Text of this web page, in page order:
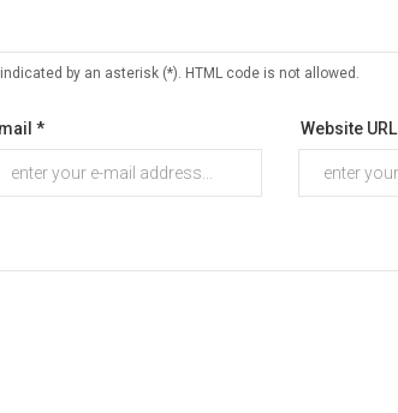
by an asterisk (*). HTML code is not allowed.
* Website URL